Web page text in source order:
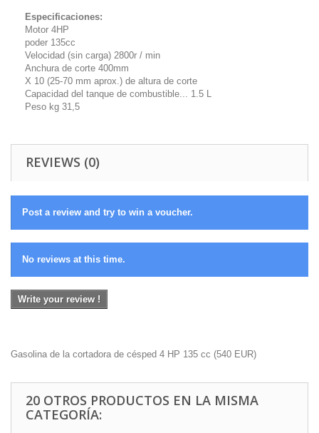
Especificaciones:
Motor 4HP
poder 135cc
Velocidad (sin carga) 2800r / min
Anchura de corte 400mm
X 10 (25-70 mm aprox.) de altura de corte
Capacidad del tanque de combustible... 1.5 L
Peso kg 31,5
REVIEWS (0)
Post a review and try to win a voucher.
No reviews at this time.
Write your review !
Gasolina de la cortadora de césped 4 HP 135 cc (540 EUR)
20 OTROS PRODUCTOS EN LA MISMA
CATEGORÍA: